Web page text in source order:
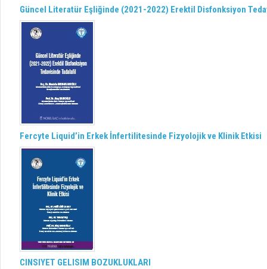
Güncel Literatür Eşliğinde (2021-2022) Erektil Disfonksiyon
Fercyte Liquid’in Erkek İnfertilitesinde Fizyolojik ve Klinik Etkisi
CINSIYET GELISIM BOZUKLUKLARI